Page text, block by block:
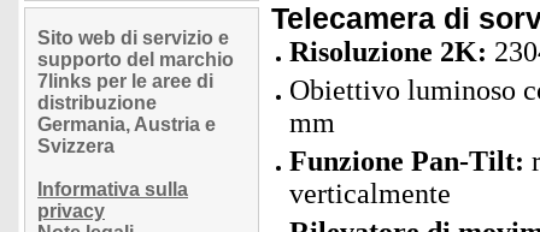
Sito web di servizio e
supporto del marchio
7links per le aree di
distribuzione
Germania, Austria e
Svizzera
Informativa sulla
privacy
Telecamera di
Risoluzione 2K:
Obiettivo luminoso
mm
Funzione Pan-Tilt:
verticalmente